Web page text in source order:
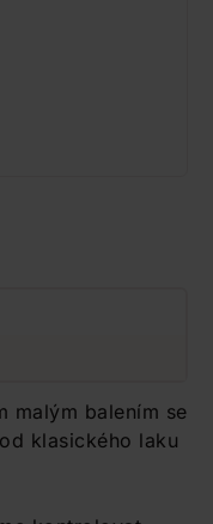
malým balením se
klasického laku